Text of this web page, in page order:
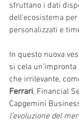
sfruttano i dati
dell'ecosistema
personalizzati e
In questo nuova
si cela
che irrilevante,
Ferrari, Financial
Capgemini
l’evoluzione del